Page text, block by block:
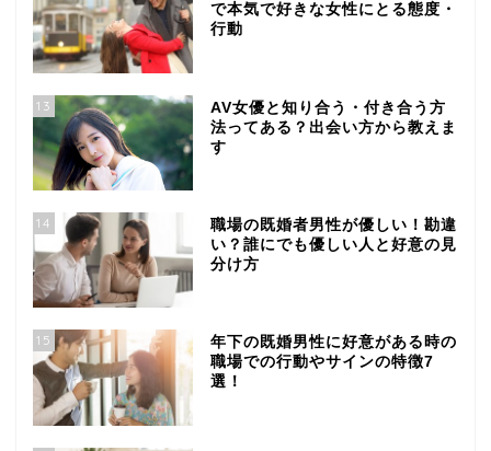
で本気で好きな女性にとる態度・
行動
13
AV女優と知り合う・付き合う方
法ってある？出会い方から教えま
す
14
職場の既婚者男性が優しい！勘違
い？誰にでも優しい人と好意の見
分け方
15
年下の既婚男性に好意がある時の
職場での行動やサインの特徴7
選！